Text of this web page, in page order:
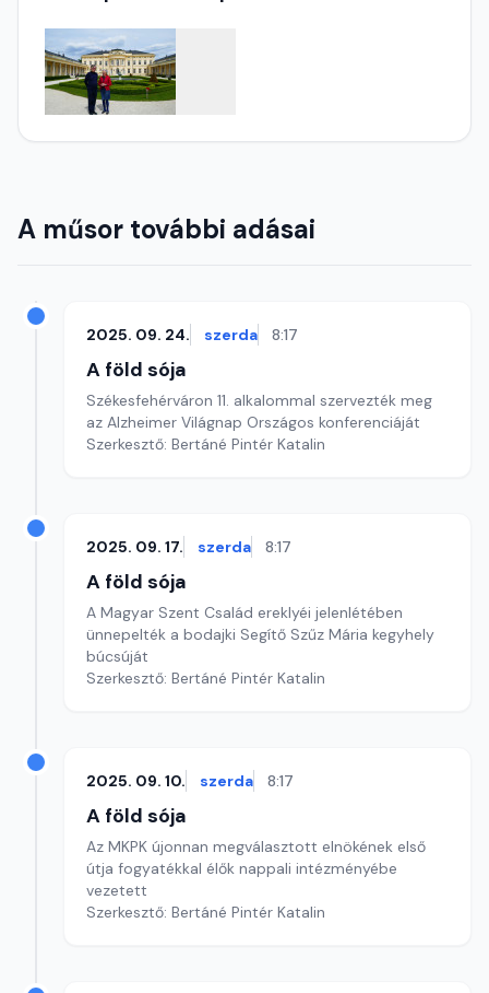
A műsor további adásai
2025. 09. 24. szerda 8:17
A föld sója
Székesfehérváron 11. alkalommal szervezték meg
az Alzheimer Világnap Országos konferenciáját
Szerkesztő: Bertáné Pintér Katalin
2025. 09. 17. szerda 8:17
A föld sója
A Magyar Szent Család ereklyéi jelenlétében
ünnepelték a bodajki Segítő Szűz Mária kegyhely
búcsúját
Szerkesztő: Bertáné Pintér Katalin
2025. 09. 10. szerda 8:17
A föld sója
Az MKPK újonnan megválasztott elnökének első
útja fogyatékkal élők nappali intézményébe
vezetett
Szerkesztő: Bertáné Pintér Katalin